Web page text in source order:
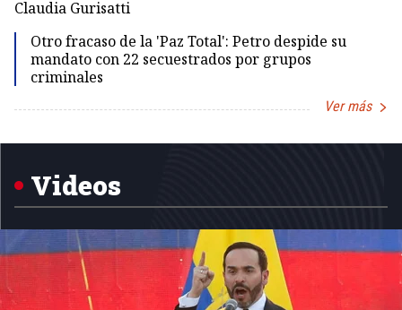
Claudia Gurisatti
Otro fracaso de la 'Paz Total': Petro despide su
mandato con 22 secuestrados por grupos
criminales
Ver más
Videos